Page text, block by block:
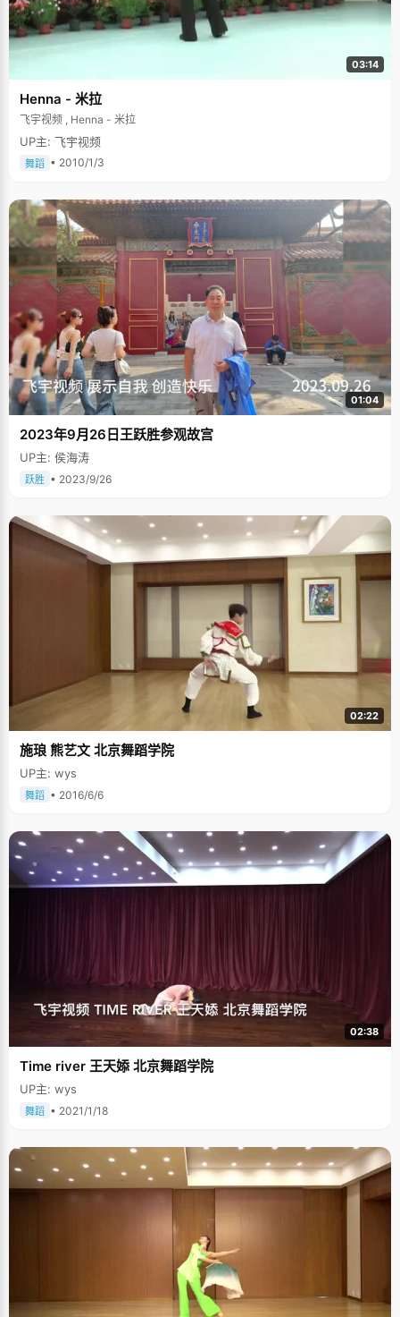
通鉴》、《二十四史》，图书馆成了他“淘宝”的场所。(编辑暴雪)
03:14
Henna - 米拉
飞宇视频 , Henna - 米拉
UP主: 飞宇视频
舞蹈 • 2010/1/3
01:04
2023年9月26日王跃胜参观故宫
UP主: 侯海涛
跃胜 • 2023/9/26
02:22
施琅 熊艺文 北京舞蹈学院
UP主: wys
舞蹈 • 2016/6/6
02:38
Time river 王天婖 北京舞蹈学院
UP主: wys
舞蹈 • 2021/1/18